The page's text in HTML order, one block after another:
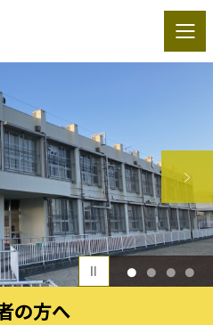
1 2 3 4
の方へ